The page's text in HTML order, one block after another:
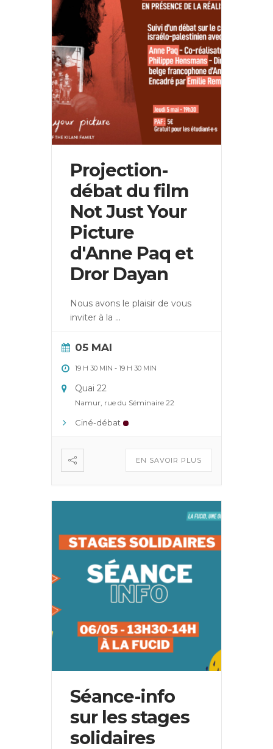
Projection-
débat du film
Not Just Your
Picture
d'Anne Paq et
Dror Dayan
Nous avons le plaisir de vous
inviter à la ...
05 MAI
19 H 30 MIN - 19 H 30 MIN
Quai 22
Namur, rue du Séminaire 22
Ciné-débat
EN SAVOIR PLUS
Séance-info
sur les stages
solidaires